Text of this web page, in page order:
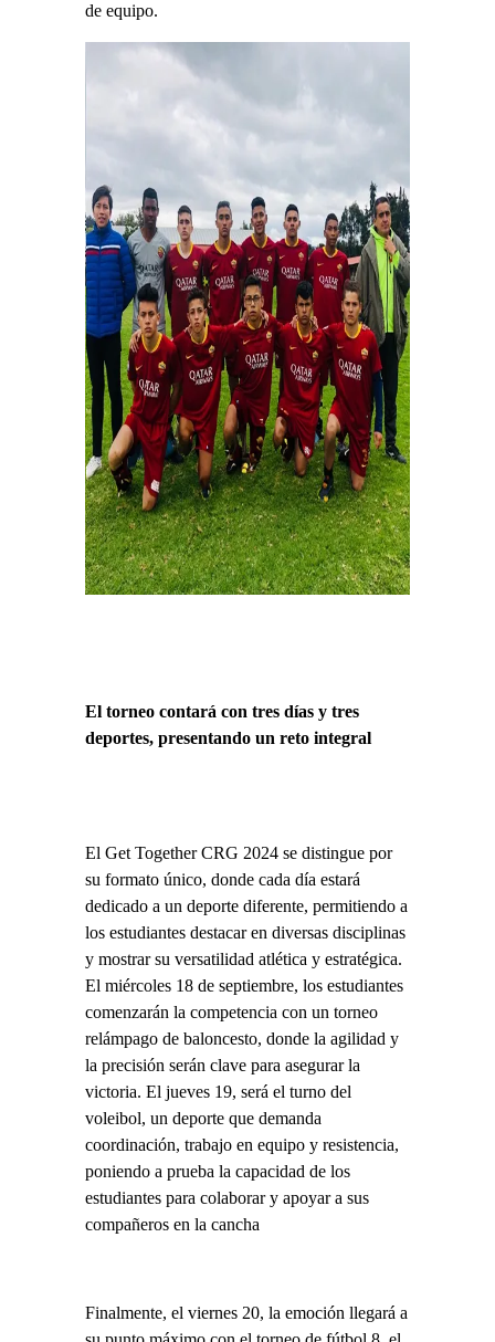
de equipo.
El torneo contará con tres días y tres
deportes, presentando un reto integral
El Get Together CRG 2024 se distingue por
su formato único, donde cada día estará
dedicado a un deporte diferente, permitiendo a
los estudiantes destacar en diversas disciplinas
y mostrar su versatilidad atlética y estratégica.
El miércoles 18 de septiembre, los estudiantes
comenzarán la competencia con un torneo
relámpago de baloncesto, donde la agilidad y
la precisión serán clave para asegurar la
victoria. El jueves 19, será el turno del
voleibol, un deporte que demanda
coordinación, trabajo en equipo y resistencia,
poniendo a prueba la capacidad de los
estudiantes para colaborar y apoyar a sus
compañeros en la cancha
Finalmente, el viernes 20, la emoción llegará a